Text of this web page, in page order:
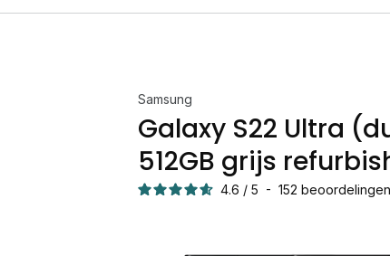
Samsung
Galaxy S22 Ultra
512GB grijs
4.6 / 5 - 152 beoordelingen